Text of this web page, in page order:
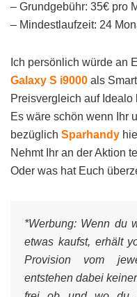
– Grundgebühr: 35€ pro
– Mindestlaufzeit: 24
Ich persönlich würde an
Galaxy S i9000 als
Preisvergleich auf Idealo
Es wäre schön wenn Ihr
bezüglich Sparhandy
Nehmt Ihr an der Aktion
Oder was hat Euch
*Werbung: Wenn du
etwas kaufst, erhält
Provision vom
entstehen dabei